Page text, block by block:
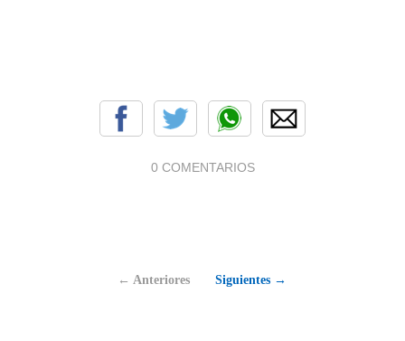
0 COMENTARIOS
← Anteriores Siguientes →